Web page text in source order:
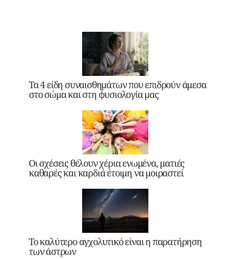
Τα 4 είδη συναισθημάτων που επιδρούν άμεσα
στο σώμα και στη φυσιολογία μας
Οι σχέσεις θέλουν χέρια ενωμένα, ματιές
καθαρές και καρδιά έτοιμη να μοιραστεί
Το καλύτερο αγχολυτικό είναι η παρατήρηση
των άστρων